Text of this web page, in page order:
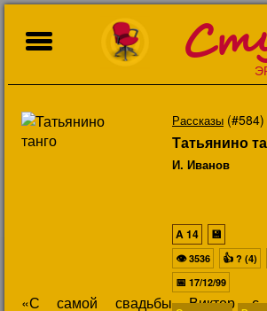
Рассказы (#584)
Татьянино
И. Иванов
«С самой свадьбы Виктор с
A14
💾
👁3536 👍 ? (4)
📅 17/12/99